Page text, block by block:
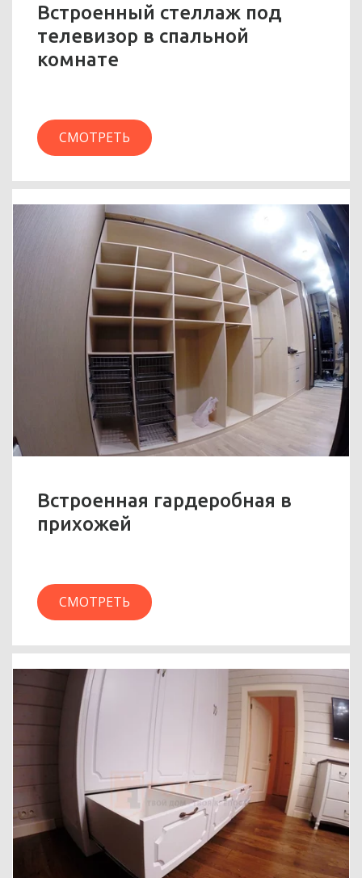
Встроенный стеллаж под
телевизор в спальной
комнате
СМОТРЕТЬ
Встроенная гардеробная в
прихожей
СМОТРЕТЬ